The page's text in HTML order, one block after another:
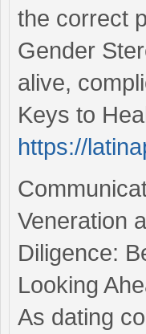
the correct
Gender
alive,
Keys to
https://
Veneration
Diligence:
Looking
As dating